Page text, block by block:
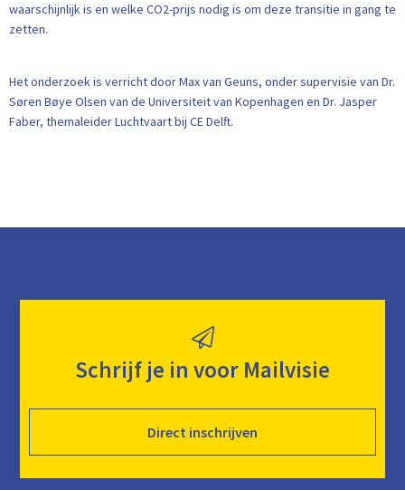
waarschijnlijk is en welke CO2-prijs nodig is om deze transitie in gang te
zetten.
Het onderzoek is verricht door Max van Geuns, onder supervisie van Dr.
Søren Bøye Olsen van de Universiteit van Kopenhagen en Dr. Jasper
Faber, themaleider Luchtvaart bij CE Delft.
Schrijf je in voor Mailvisie
Direct inschrijven